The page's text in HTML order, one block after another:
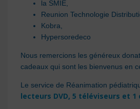
la SMIE,
Reunion Technologie
Kobra,
Hypersoredeco
Nous remercions les généreux
cadeaux qui sont les bienvenus en
Le service de Réanimation
lecteurs DVD, 5 téléviseurs et 1